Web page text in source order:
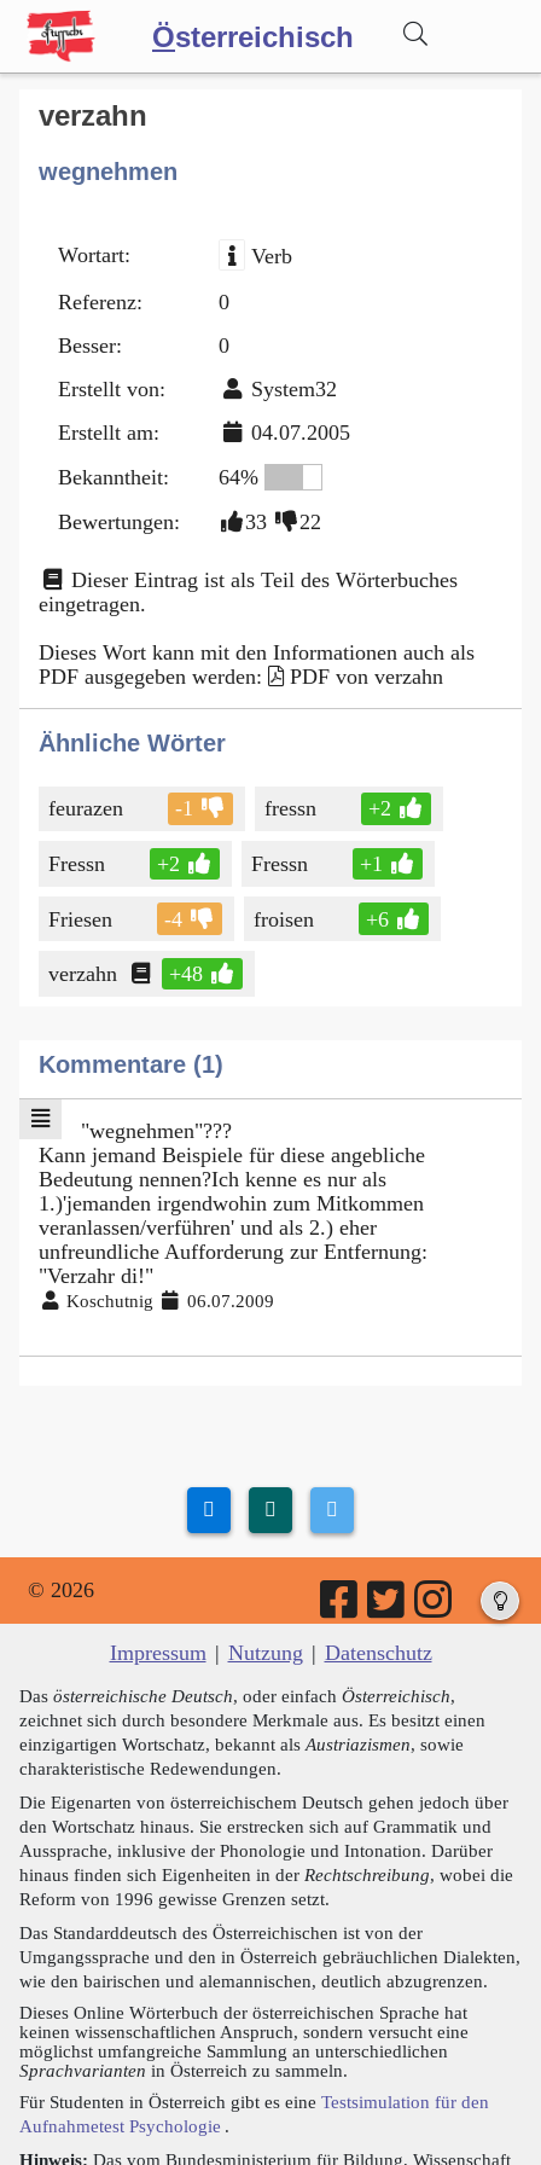
Österreichisch
Wörterbuch
Forum
Blog
verzahn
wegnehmen
Wortart:
Verb
Referenz:
0
Besser:
0
Erstellt von:
System32
Erstellt am:
04.07.2005
Bekanntheit:
64%
Bewertungen:
33 22
Dieser Eintrag ist als Teil des Wörterbuches
eingetragen.
Dieses Wort kann mit den Informationen auch als
PDF ausgegeben werden:
PDF von verzahn
Ähnliche Wörter
feurazen -1 fressn +2
Fressn +2 Fressn +1
Friesen -4 froisen +6
verzahn +48
Kommentare (1)
"wegnehmen"???
Kann jemand Beispiele für diese angebliche
Bedeutung nennen?Ich kenne es nur als
1.)'jemanden irgendwohin zum Mitkommen
veranlassen/verführen' und als 2.) eher
unfreundliche Aufforderung zur Entfernung:
"Verzahr di!"
Koschutnig 06.07.2009
© 2026
Impressum | Nutzung | Datenschutz
Das österreichische Deutsch, oder einfach Österreichisch,
zeichnet sich durch besondere Merkmale aus. Es besitzt einen
einzigartigen Wortschatz, bekannt als Austriazismen, sowie
charakteristische Redewendungen.
Die Eigenarten von österreichischem Deutsch gehen jedoch über
den Wortschatz hinaus. Sie erstrecken sich auf Grammatik und
Aussprache, inklusive der Phonologie und Intonation. Darüber
hinaus finden sich Eigenheiten in der Rechtschreibung, wobei die
Reform von 1996 gewisse Grenzen setzt.
Das Standarddeutsch des Österreichischen ist von der
Umgangssprache und den in Österreich gebräuchlichen Dialekten,
wie den bairischen und alemannischen, deutlich abzugrenzen.
Dieses Online Wörterbuch der österreichischen Sprache hat
keinen wissenschaftlichen Anspruch, sondern versucht eine
möglichst umfangreiche Sammlung an unterschiedlichen
Sprachvarianten in Österreich zu sammeln.
Für Studenten in Österreich gibt es eine Testsimulation für den
Aufnahmetest Psychologie .
Hinweis: Das vom Bundesministerium für Bildung, Wissenschaft